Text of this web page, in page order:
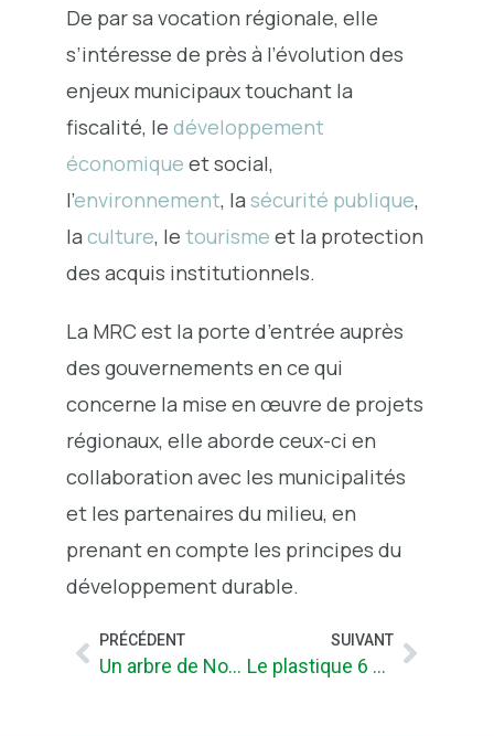
De par sa vocation régionale, elle
s’intéresse de près à l’évolution des
enjeux municipaux touchant la
fiscalité, le développement
économique et social,
l’environnement, la sécurité publique,
la culture, le tourisme et la protection
des acquis institutionnels.
La MRC est la porte d’entrée auprès
des gouvernements en ce qui
concerne la mise en œuvre de projets
régionaux, elle aborde ceux-ci en
collaboration avec les municipalités
et les partenaires du milieu, en
prenant en compte les principes du
développement durable.
PRÉCÉDENT
Un arbre de Noël, c’est recycl’arbre !
SUIVANT
Le plastique 6 maintenant accepté dans les bacs bleus de la MRC